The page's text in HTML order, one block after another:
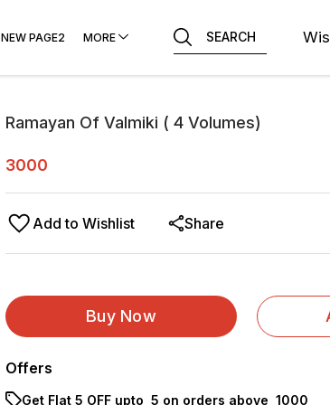
NEW PAGE2 MORE SEARCH
Ramayan Of Valmiki ( 4 Volumes)
3000
Add to Wishlist Share
Buy Now
Offers
Get Flat ₹5 OFF upto ₹ 5 on orders above ₹ 1000